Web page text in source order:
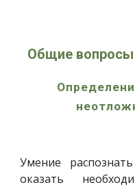
Общие
Умение
оказать